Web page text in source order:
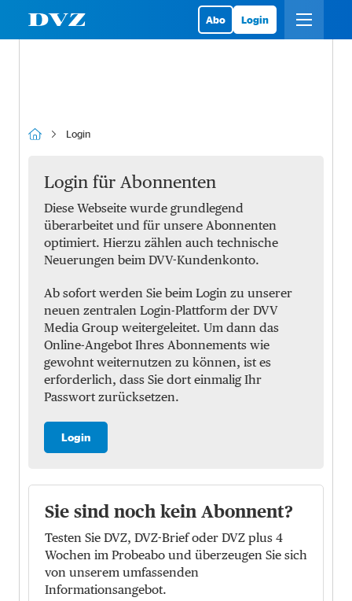
Abo Login
Login
Login für Abonnenten
Diese Webseite wurde grundlegend
überarbeitet und für unsere Abonnenten
optimiert. Hierzu zählen auch technische
Neuerungen beim DVV-Kundenkonto.
Ab sofort werden Sie beim Login zu unserer
neuen zentralen Login-Plattform der DVV
Media Group weitergeleitet. Um dann das
Online-Angebot Ihres Abonnements wie
gewohnt weiternutzen zu können, ist es
erforderlich, dass Sie dort einmalig Ihr
Passwort zurücksetzen.
Login
Sie sind noch kein Abonnent?
Testen Sie DVZ, DVZ-Brief oder DVZ plus 4
Wochen im Probeabo und überzeugen Sie sich
von unserem umfassenden
Informationsangebot.